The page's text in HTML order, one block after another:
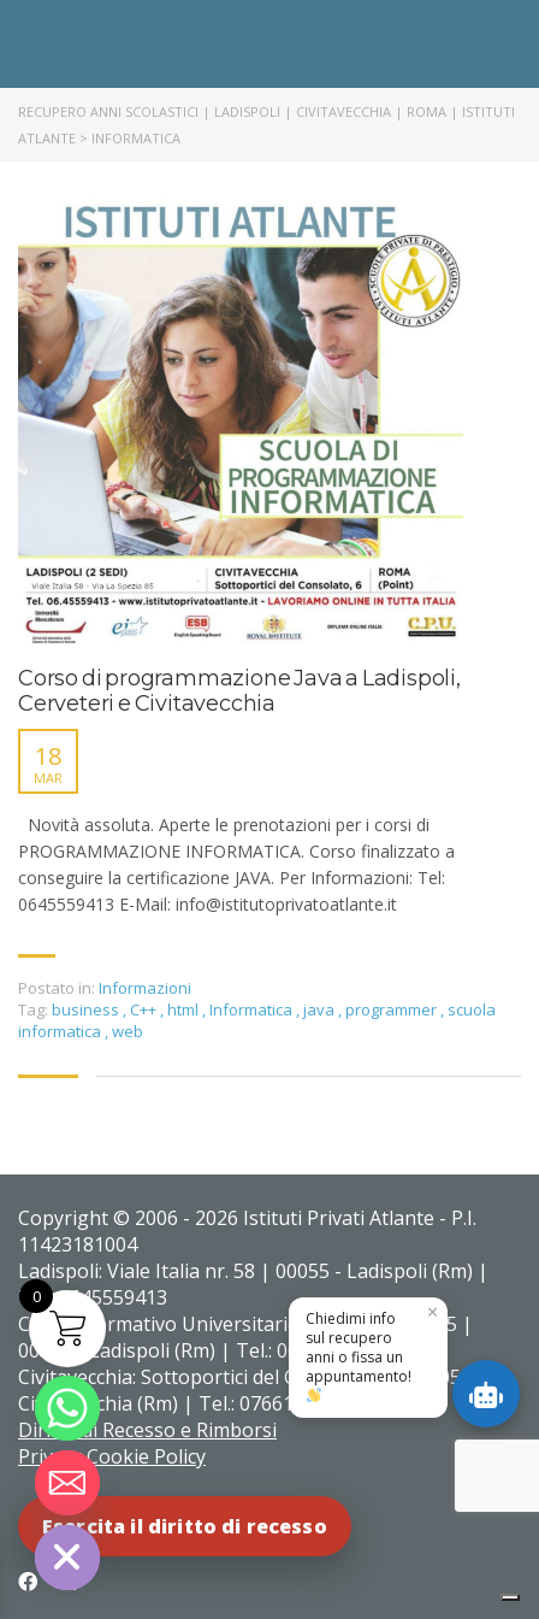
RECUPERO ANNI SCOLASTICI | LADISPOLI | CIVITAVECCHIA | ROMA | ISTITUTI
ATLANTE > INFORMATICA
Corso di programmazione Java a Ladispoli,
Cerveteri e Civitavecchia
18
MAR
Novità assoluta. Aperte le prenotazioni per i corsi di
PROGRAMMAZIONE INFORMATICA. Corso finalizzato a
conseguire la certificazione JAVA. Per Informazioni: Tel:
0645559413 E-Mail: info@istitutoprivatoatlante.it
Postato in: Informazioni
Tag: business , C++ ,html ,Informatica ,java ,programmer , scuola
informatica ,web
Copyright © 2006 - 2026 Istituti Privati Atlante - P.I.
11423181004
Ladispoli: Viale Italia nr. 58 | 00055 - Ladispoli (Rm) |
Tel.: 0645559413
Centro Formativo Universitario: Via La Spezia, 85 |
00055 - Ladispoli (Rm) | Tel.: 0689172265
Civitavecchia: Sottoportici del Consolato, 6 | 00053 -
Civitavecchia (Rm) | Tel.: 07661902371
Diritto di Recesso e Rimborsi
Privacy Cookie Policy
Esercita il diritto di recesso
Chiedimi info
sul recupero
anni o fissa un
appuntamento!
×
0
chaty